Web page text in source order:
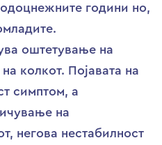
години но,
оштетување на
колкот. Појавата на
симптом, а
на
негова нестабилност